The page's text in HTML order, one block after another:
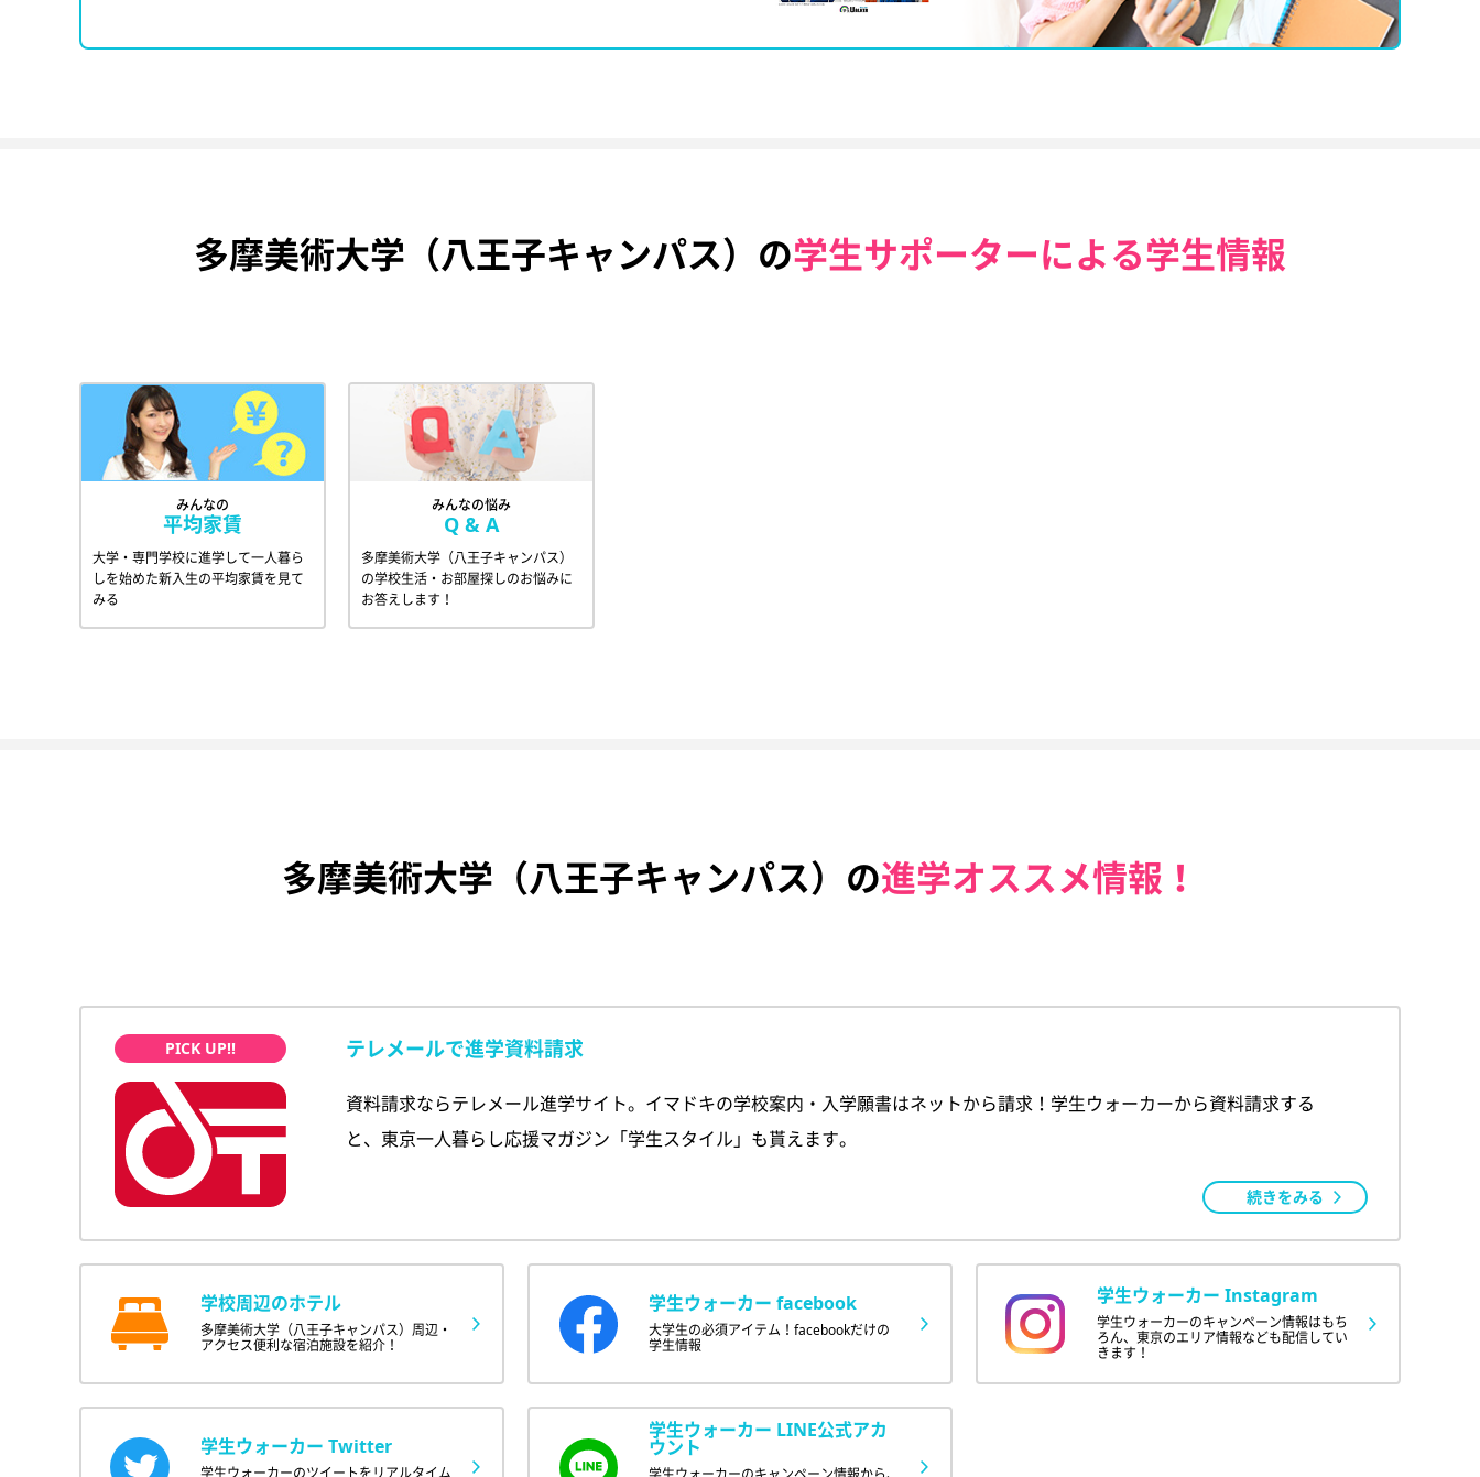
多摩美術大学（八王子キャンパス）の学生サポーターによる学生情報
みんなの
平均家賃
大学・専門学校に進学して一人暮ら
しを始めた新入生の平均家賃を見て
みる
みんなの悩み
Q & A
多摩美術大学（八王子キャンパス）
の学校生活・お部屋探しのお悩みに
お答えします！
多摩美術大学（八王子キャンパス）の進学オススメ情報！
テレメールで進学資料請求
資料請求ならテレメール進学サイト。イマドキの学校案内・入学願書はネットから請求！学生ウォーカーから資料請求する
と、東京一人暮らし応援マガジン「学生スタイル」も貰えます。
続きをみる
学校周辺のホテル
多摩美術大学（八王子キャンパス）周辺・
アクセス便利な宿泊施設を紹介！
学生ウォーカー facebook
大学生の必須アイテム！facebookだけの
学生情報
学生ウォーカー Instagram
学生ウォーカーのキャンペーン情報はもち
ろん、東京のエリア情報なども配信してい
きます！
学生ウォーカー Twitter
学生ウォーカー LINE公式アカ
ウント